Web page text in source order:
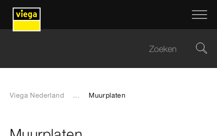
Viega Nederland ... Muurplaten